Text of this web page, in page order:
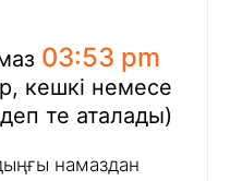
03:53 pm
кешкі немесе
деп те аталады)
намаздан